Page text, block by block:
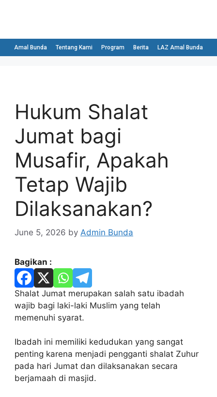
Amal Bunda Tentang Kami Program Berita LAZ Amal Bunda
Hukum Shalat
Jumat bagi
Musafir, Apakah
Tetap Wajib
Dilaksanakan?
June 5, 2026 by Admin Bunda
Bagikan :
Shalat Jumat merupakan salah satu ibadah
wajib bagi laki-laki Muslim yang telah
memenuhi syarat.
Ibadah ini memiliki kedudukan yang sangat
penting karena menjadi pengganti shalat Zuhur
pada hari Jumat dan dilaksanakan secara
berjamaah di masjid.